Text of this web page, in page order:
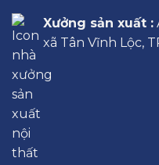
Xưởng sản xuất :
xã Tân Vĩnh Lộc,